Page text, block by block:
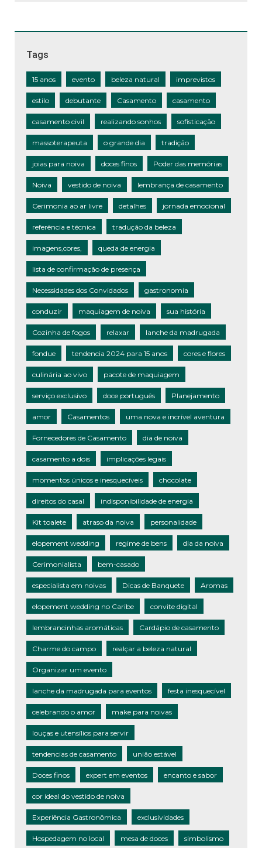
Tags
15 anos evento beleza natural imprevistos
estilo debutante Casamento casamento
casamento civil realizando sonhos sofisticação
massoterapeuta o grande dia tradição
joias para noiva doces finos Poder das memórias
Noiva vestido de noiva lembrança de casamento
Cerimonia ao ar livre detalhes jornada emocional
referência e técnica tradução da beleza
imagens,cores, queda de energia
lista de confirmação de presença
Necessidades dos Convidados gastronomia
conduzir maquiagem de noiva sua história
Cozinha de fogos relaxar lanche da madrugada
fondue tendencia 2024 para 15 anos cores e flores
culinária ao vivo pacote de maquiagem
serviço exclusivo doce português Planejamento
amor Casamentos uma nova e incrível aventura
Fornecedores de Casamento dia de noiva
casamento a dois implicações legais
momentos únicos e inesquecíveis chocolate
direitos do casal indisponibilidade de energia
Kit toalete atraso da noiva personalidade
elopement wedding regime de bens dia da noiva
Cerimonialista bem-casado
especialista em noivas Dicas de Banquete Aromas
elopement wedding no Caribe convite digital
lembrancinhas aromáticas Cardápio de casamento
Charme do campo realçar a beleza natural
Organizar um evento
lanche da madrugada para eventos festa inesquecível
celebrando o amor make para noivas
louças e utensílios para servir
tendencias de casamento união estável
Doces finos expert em eventos encanto e sabor
cor ideal do vestido de noiva
Experiência Gastronômica exclusividades
Hospedagem no local mesa de doces simbolismo